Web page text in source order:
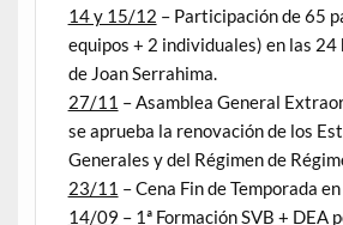
14 y 15/12 – Participación de 65
equipos + 2 individuales) en las
de Joan Serrahima.
27/11 – Asamblea General
se aprueba la renovación de los
Generales y del Régimen de
23/11 – Cena Fin de Temporada en
14/09 – 1ª Formación SVB + DEA